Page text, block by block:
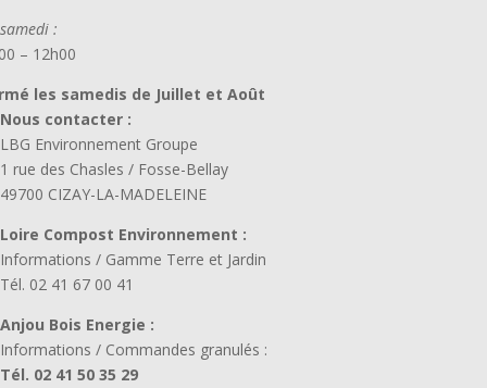
:
– 12h00
les samedis de Juillet et Août
Nous contacter :
LBG Environnement Groupe
1 rue des Chasles / Fosse-Bellay
49700 CIZAY-LA-MADELEINE
Loire Compost Environnement :
Informations / Gamme Terre et Jardin
Tél. 02 41 67 00 41
Anjou Bois Energie :
Informations / Commandes granulés :
Tél. 02 41 50 35 29